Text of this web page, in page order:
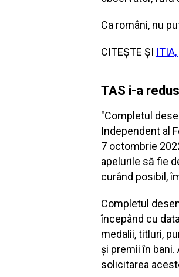
Ca români, nu
CITEŞTE ŞI
TAS i-a
"Completul
Independent al
7 octombrie
apelurile să fie
curând posibil,
Completul
începând cu
medalii, titluri,
și premii în
solicitarea